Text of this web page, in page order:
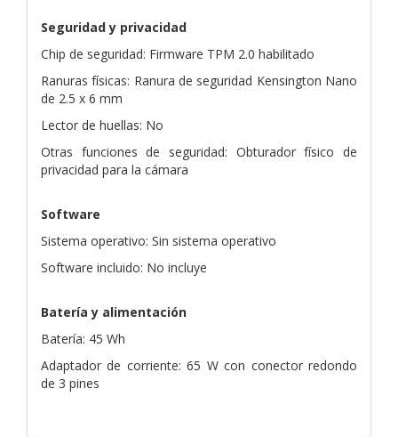
Seguridad y privacidad
Chip de seguridad: Firmware TPM 2.0 habilitado
Ranuras físicas: Ranura de seguridad Kensington Nano
de 2.5 x 6 mm
Lector de huellas: No
Otras funciones de seguridad: Obturador físico de
privacidad para la cámara
Software
Sistema operativo: Sin sistema operativo
Software incluido: No incluye
Batería y alimentación
Batería: 45 Wh
Adaptador de corriente: 65 W con conector redondo
de 3 pines